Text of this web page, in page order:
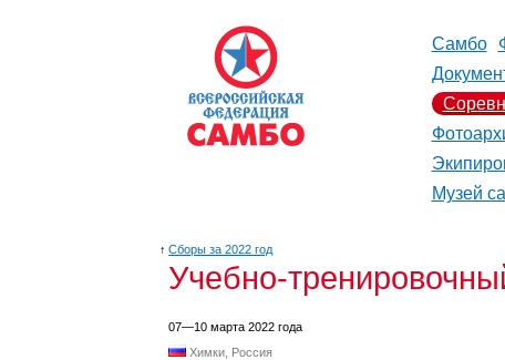
Самбо
Музей
↑ Сборы за 2022 год
Учебно-
07—10 марта 2022 года
Химки, Россия